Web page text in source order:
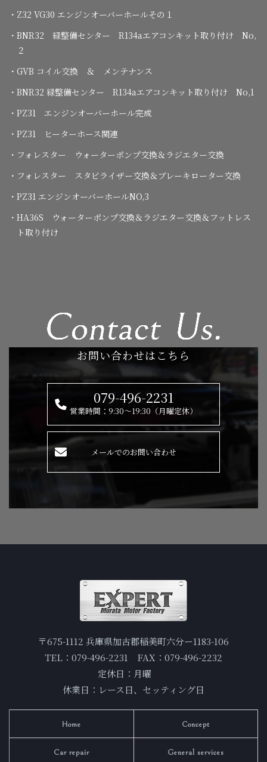
・Z32 VG30 エンジンオーバーホールその１
・BNR32 緑整備センター R134aエアコンキット取り付け No,
２
・GVB コイル交換 ＆ メンテナンス
・BNR32 緑整備センター R134aエアコンキット取り付け No,1
・PZ31 エンジンオーバーホール完成
・PZ31 ヒーターホース関連
・フォレスター ウォーターポンプ交換＆ラジエター交換
・フォレスター スタビライザー交換＆ブレーキローター交換
・PZ31 エンジンオーバーホールNO,3
・HA36S ウォーターポンプ交換＆ラジエター交換＆フットレス
ト取り付け
お問い合わせはこちら
079-496-2231
営業時間：9:30～19:30（月曜定休）
メールでのお問い合わせ
〒675-1112 兵庫県加古郡稲美町六分ー1183-106
TEL：079-496-2231 FAX：079-496-2232
定休日：月曜
休業日：レース日、セッティング日
Home Concept
Car repair General services